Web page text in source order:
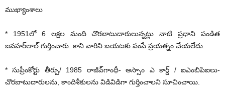
ముఖ్యాంశాలు
* 1951లో 6 లక్షల మంది చొరబాటుదారులున్నట్లు నాటి ప్రధాని పండిత
జవహర్‌లాల్ గుర్తించారు. కాని వారిని బయటకు పంపే ప్రయత్నం చేయలేదు.
* సుప్రీంకోర్టు తీర్పు/ 1985 రాజీవ్‌గాంధీ- అస్సాం ఎ కార్డ్ / ఐఎంబిపిఐలు-
చొరబాటుదారులను, కాందిశీకులను విడివిడిగా గుర్తించాలని సూచించాయి.